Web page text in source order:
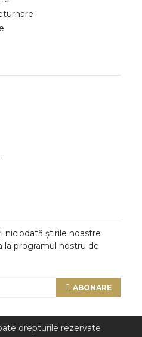
niciodată știrile noastre
la programul nostru de
ABONARE
drepturile rezervate